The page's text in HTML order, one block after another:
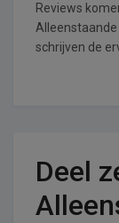
Reviews
schrijven de
Deel